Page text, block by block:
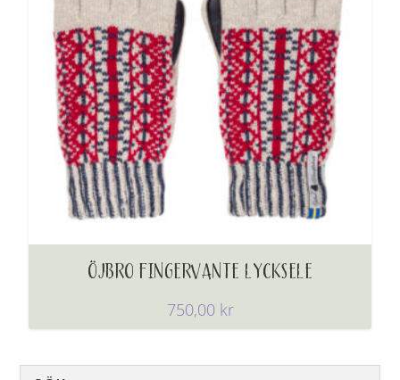
ÖJBRO FINGERVANTE LYCKSELE
750,00 kr